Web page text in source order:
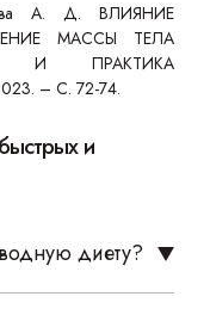
А. Д. ВЛИЯНИЕ
МАССЫ ТЕЛА
И ПРАКТИКА
– С. 72-74.
и
диету?